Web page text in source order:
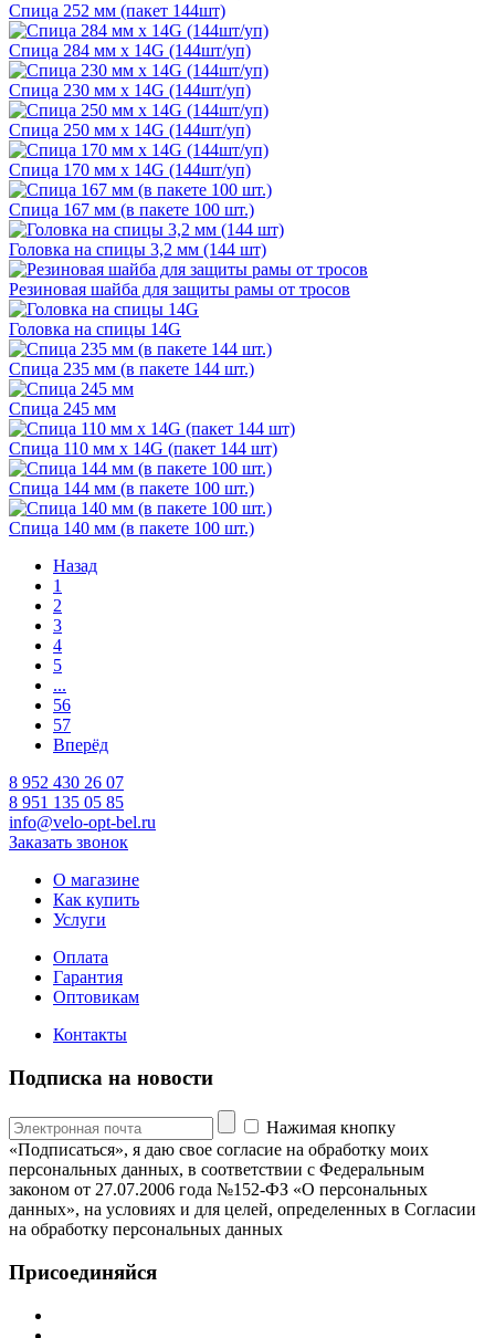
Спица 252 мм (пакет 144шт)
Спица 284 мм х 14G (144шт/уп)
Спица 230 мм х 14G (144шт/уп)
Спица 250 мм х 14G (144шт/уп)
Спица 170 мм х 14G (144шт/уп)
Спица 167 мм (в пакете 100 шт.)
Головка на спицы 3,2 мм (144 шт)
Резиновая шайба для защиты рамы от тросов
Головка на спицы 14G
Спица 235 мм (в пакете 144 шт.)
Спица 245 мм
Спица 110 мм х 14G (пакет 144 шт)
Спица 144 мм (в пакете 100 шт.)
Спица 140 мм (в пакете 100 шт.)
Назад
1
2
3
4
5
...
56
57
Вперёд
8 952 430 26 07
8 951 135 05 85
info@velo-opt-bel.ru
Заказать звонок
О магазине
Как купить
Услуги
Оплата
Гарантия
Оптовикам
Контакты
Подписка на новости
Нажимая кнопку
«Подписаться», я даю свое согласие на обработку моих
персональных данных, в соответствии с Федеральным
законом от 27.07.2006 года №152-ФЗ «О персональных
данных», на условиях и для целей, определенных в Согласии
на обработку персональных данных
Присоединяйся